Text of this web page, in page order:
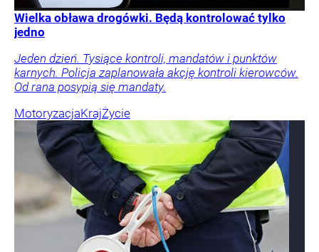
Wielka obława drogówki. Będą kontrolować tylko
jedno
Jeden dzień. Tysiące kontroli, mandatów i punktów
karnych. Policja zaplanowała akcję kontroli kierowców.
Od rana posypią się mandaty.
MotoryzacjaKrajŻycie